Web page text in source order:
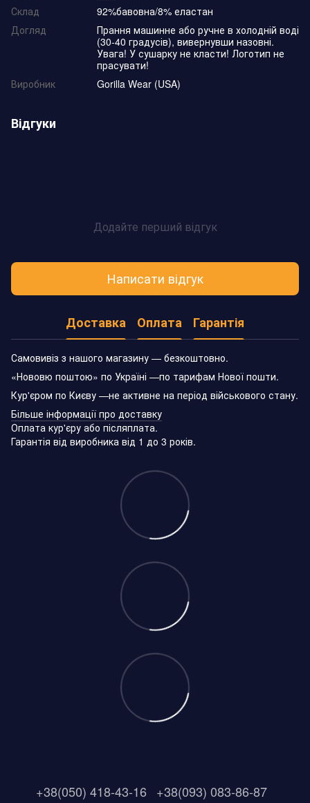
Склад
92%бавовна/8% еластан
Догляд
Прання машинне або ручне в холодній воді
(30-40 градусів), вивернувши назовні.
Увага! У сушарку не класти! Логотип не
прасувати!
Виробник
Gorilla Wear (USA)
Відгуки
Додайте перший відгук
Написати відгук
Доставка Оплата Гарантія
Самовивіз з нашого магазину — безкоштовно.
«Нововю поштою» по Україні —по тарифам Нової пошти.
Кур'єром по Києву —не активне на період військового стану.
Більше інформації про доставку
Оплата кур'єру або післяплата.
Гарантія від виробника від 1 до 3 років.
+38(050) 418-43-16 +38(093) 083-86-87